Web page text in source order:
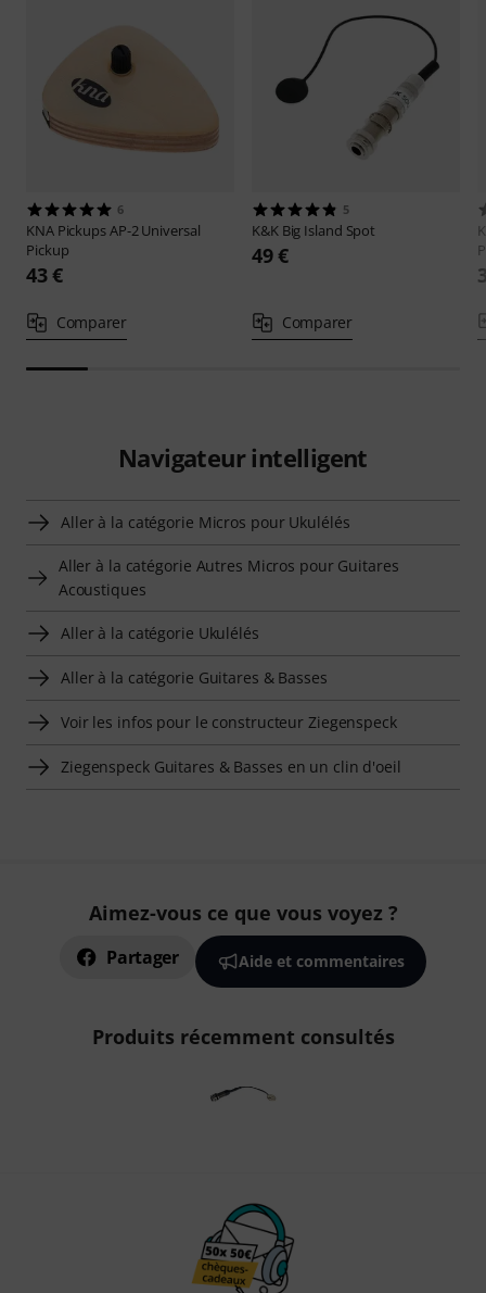
6
KNA PickupsAP-2 Universal
Pickup
43 €
Comparer
5
K&K Big Island Spot
49 €
Comparer
Navigateur intelligent
Aller à la catégorie Micros pour Ukulélés
Aller à la catégorie Autres Micros pour Guitares
Acoustiques
Aller à la catégorie Ukulélés
Aller à la catégorie Guitares & Basses
Voir les infos pour le constructeur Ziegenspeck
Ziegenspeck Guitares & Basses en un clin d'oeil
Aimez-vous ce que vous voyez ?
Partager Aide et commentaires
Produits récemment consultés